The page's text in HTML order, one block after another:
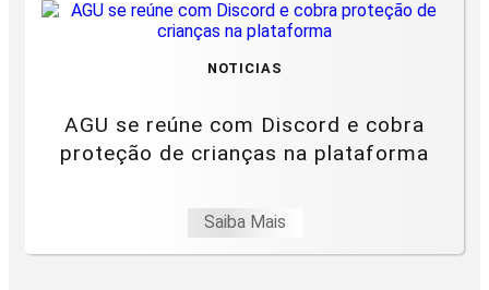
NOTICIAS
AGU se reúne com Discord e cobra
proteção de crianças na plataforma
Saiba Mais